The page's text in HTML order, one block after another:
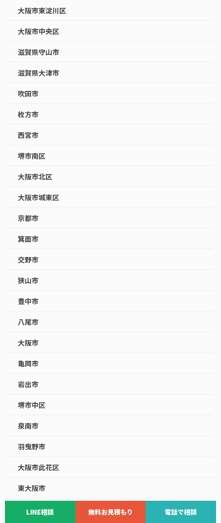
大阪市東淀川区
大阪市中央区
滋賀県守山市
滋賀県大津市
吹田市
枚方市
西宮市
堺市南区
大阪市北区
大阪市城東区
京都市
箕面市
交野市
狭山市
豊中市
八尾市
大阪市
亀岡市
岩出市
堺市中区
泉南市
羽曳野市
大阪市此花区
東大阪市
松原市
LINE相談 無料お見積もり 電話で相談